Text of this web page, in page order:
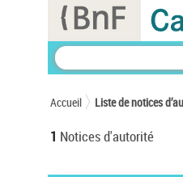
Accueil Liste de notices
1 Notices d'autorité
Panneau de gestion des cookies